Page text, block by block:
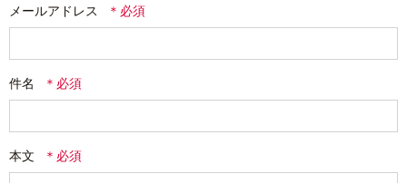
メールアドレス
件名
本文